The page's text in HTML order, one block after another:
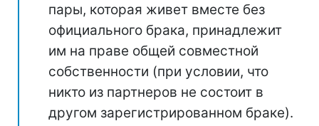
пары, которая живет вместе без
официального брака, принадлежит
им на праве общей совместной
собственности (при условии, что
никто из партнеров не состоит в
другом зарегистрированном браке).